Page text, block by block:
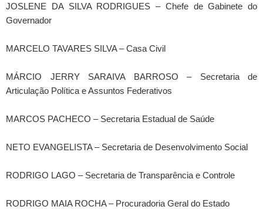
JOSLENE DA SILVA RODRIGUES – Chefe de Gabinete do
Governador
MARCELO TAVARES SILVA – Casa Civil
MÁRCIO JERRY SARAIVA BARROSO – Secretaria de
Articulação Política e Assuntos Federativos
MARCOS PACHECO – Secretaria Estadual de Saúde
NETO EVANGELISTA – Secretaria de Desenvolvimento Social
RODRIGO LAGO – Secretaria de Transparência e Controle
RODRIGO MAIA ROCHA – Procuradoria Geral do Estado